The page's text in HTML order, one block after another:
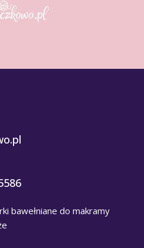
bawełniane do makramy